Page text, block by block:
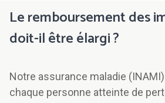
Le remboursement des
doit-il être élargi ?
Notre assurance maladie
chaque personne atteinte de